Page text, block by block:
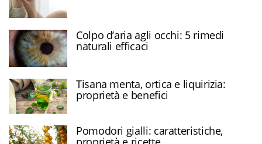
Colpo d’aria agli occhi: 5 rimedi
naturali efficaci
Tisana menta, ortica e liquirizia:
proprietà e benefici
Pomodori gialli: caratteristiche,